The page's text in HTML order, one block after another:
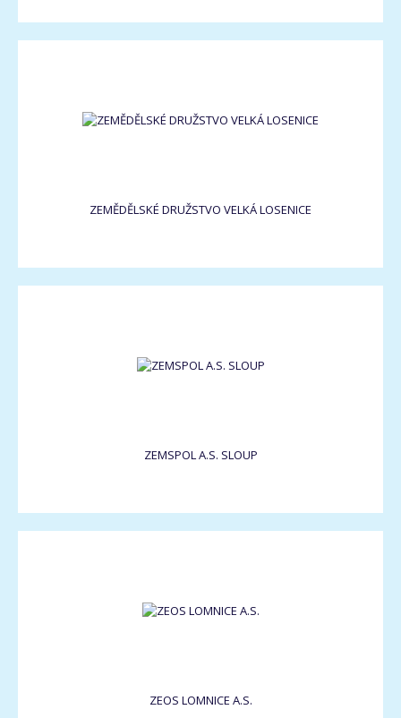
ZEMĚDĚLSKÉ DRUŽSTVO VELKÁ LOSENICE
ZEMSPOL A.S. SLOUP
ZEOS LOMNICE A.S.